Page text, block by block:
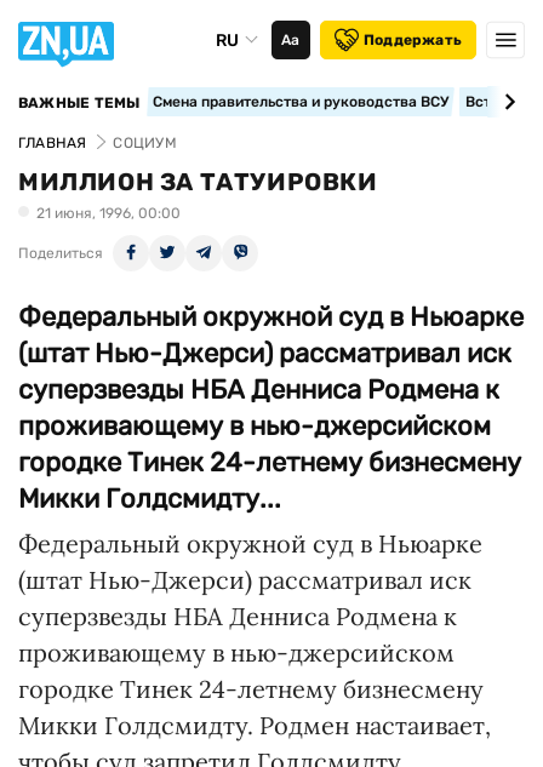
RU Аа Поддержать
ВАЖНЫЕ ТЕМЫ Смена правительства и руководства ВСУ
ГЛАВНАЯ СОЦИУМ
МИЛЛИОН ЗА ТАТУИРОВКИ
21 июня, 1996, 00:00
Поделиться
Федеральный окружной суд в Ньюарке
(штат Нью-Джерси) рассматривал иск
суперзвезды НБА Денниса Родмена к
проживающему в нью-джерсийском
городке Тинек 24-летнему бизнесмену
Микки Голдсмидту...
Федеральный окружной суд в Ньюарке
(штат Нью-Джерси) рассматривал иск
суперзвезды НБА Денниса Родмена к
проживающему в нью-джерсийском
городке Тинек 24-летнему бизнесмену
Микки Голдсмидту. Родмен настаивает,